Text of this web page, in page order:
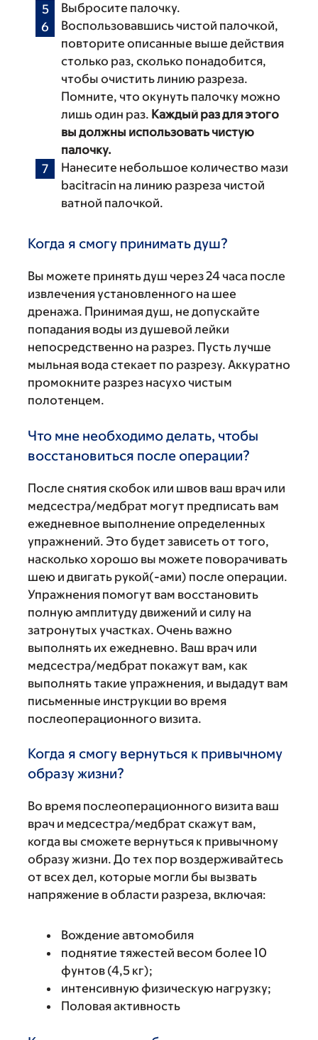
Выбросите палочку.
Воспользовавшись чистой палочкой,
повторите описанные выше действия
столько раз, сколько понадобится,
чтобы очистить линию разреза.
Помните, что окунуть палочку можно
лишь один раз. Каждый раз для этого
вы должны использовать чистую
палочку.
Нанесите небольшое количество мази
bacitracin на линию разреза чистой
ватной палочкой.
Когда я смогу принимать душ?
Вы можете принять душ через 24 часа после
извлечения установленного на шее
дренажа. Принимая душ, не допускайте
попадания воды из душевой лейки
непосредственно на разрез. Пусть лучше
мыльная вода стекает по разрезу. Аккуратно
промокните разрез насухо чистым
полотенцем.
Что мне необходимо делать, чтобы
восстановиться после операции?
После снятия скобок или швов ваш врач или
медсестра/медбрат могут предписать вам
ежедневное выполнение определенных
упражнений. Это будет зависеть от того,
насколько хорошо вы можете поворачивать
шею и двигать рукой(-ами) после операции.
Упражнения помогут вам восстановить
полную амплитуду движений и силу на
затронутых участках. Очень важно
выполнять их ежедневно. Ваш врач или
медсестра/медбрат покажут вам, как
выполнять такие упражнения, и выдадут вам
письменные инструкции во время
послеоперационного визита.
Когда я смогу вернуться к привычному
образу жизни?
Во время послеоперационного визита ваш
врач и медсестра/медбрат скажут вам,
когда вы сможете вернуться к привычному
образу жизни. До тех пор воздерживайтесь
от всех дел, которые могли бы вызвать
напряжение в области разреза, включая:
Вождение автомобиля
поднятие тяжестей весом более 10
фунтов (4,5 кг);
интенсивную физическую нагрузку;
Половая активность